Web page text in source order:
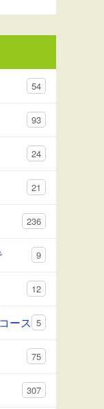
54
93
24
21
236
9
12
ース 5
75
307